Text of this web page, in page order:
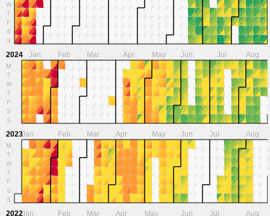
W
T
F
S
S
2024
M
T
W
T
F
S
S
Jan Feb Mar Apr May Jun Jul Aug
2023
M
T
W
T
F
S
S
Jan Feb Mar Apr May Jun Jul Aug
2022Jan Feb Mar Apr May Jun Jul Aug